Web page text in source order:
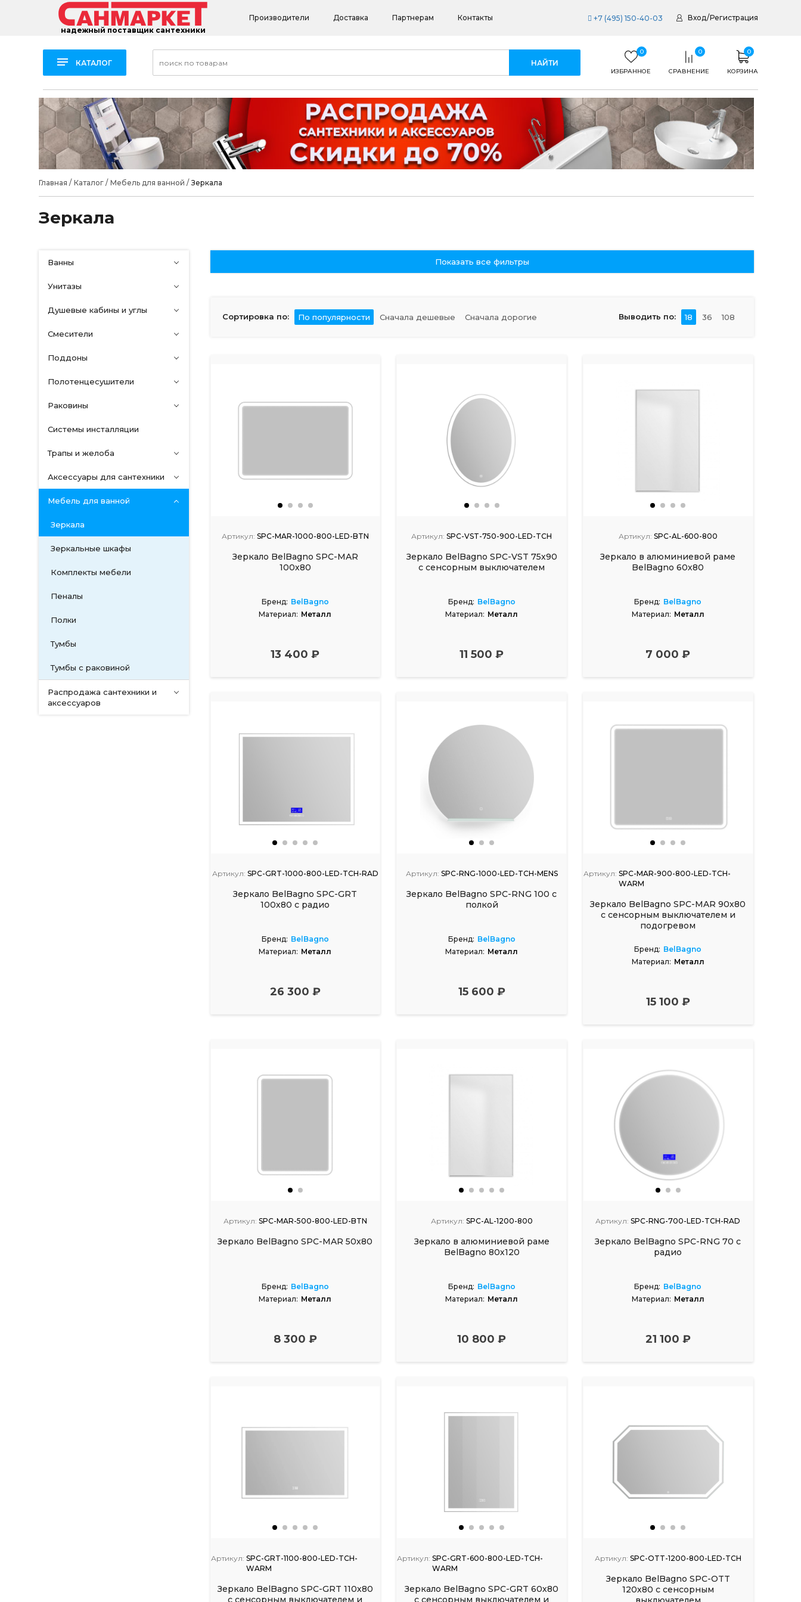
надежный поставщик сантехники
Производители Доставка Партнерам Контакты +7 (495) 150-40-03 Вход/Регистрация
КАТАЛОГ
0
ИЗБРАННОЕ
0
СРАВНЕНИЕ
0
КОРЗИНА
Главная / Каталог/ Мебель для ванной / Зеркала
Зеркала
Ванны
Унитазы
Душевые кабины и углы
Смесители
Поддоны
Полотенцесушители
Раковины
Системы инсталляции
Трапы и желоба
Аксессуары для сантехники
Мебель для ванной
Зеркала
Зеркальные шкафы
Комплекты мебели
Пеналы
Полки
Тумбы
Тумбы с раковиной
Распродажа сантехники и
аксессуаров
Показать все фильтры
Сортировка по: По популярности Сначала дешевые Сначала дорогие Выводить по: 18 36 108
Артикул: SPC-MAR-1000-800-LED-BTN
Зеркало BelBagno SPC-MAR
100х80
Бренд: BelBagno
Материал: Металл
13 400 ₽
Артикул: SPC-VST-750-900-LED-TCH
Зеркало BelBagno SPC-VST 75х90
с сенсорным выключателем
Бренд: BelBagno
Материал: Металл
11 500 ₽
Артикул: SPC-AL-600-800
Зеркало в алюминиевой раме
BelBagno 60х80
Бренд: BelBagno
Материал: Металл
7 000 ₽
Артикул: SPC-GRT-1000-800-LED-TCH-RAD
Зеркало BelBagno SPC-GRT
100х80 с радио
Бренд: BelBagno
Материал: Металл
26 300 ₽
Артикул: SPC-RNG-1000-LED-TCH-MENS
Зеркало BelBagno SPC-RNG 100 с
полкой
Бренд: BelBagno
Материал: Металл
15 600 ₽
Артикул: SPC-MAR-900-800-LED-TCH-
WARM
Зеркало BelBagno SPC-MAR 90х80
с сенсорным выключателем и
подогревом
Бренд: BelBagno
Материал: Металл
15 100 ₽
Артикул: SPC-MAR-500-800-LED-BTN
Зеркало BelBagno SPC-MAR 50х80
Бренд: BelBagno
Материал: Металл
8 300 ₽
Артикул: SPC-AL-1200-800
Зеркало в алюминиевой раме
BelBagno 80х120
Бренд: BelBagno
Материал: Металл
10 800 ₽
Артикул: SPC-RNG-700-LED-TCH-RAD
Зеркало BelBagno SPC-RNG 70 с
радио
Бренд: BelBagno
Материал: Металл
21 100 ₽
Артикул: SPC-GRT-1100-800-LED-TCH-
WARM
Зеркало BelBagno SPC-GRT 110х80
с сенсорным выключателем и
Артикул: SPC-GRT-600-800-LED-TCH-
WARM
Зеркало BelBagno SPC-GRT 60х80
с сенсорным выключателем и
Артикул: SPC-OTT-1200-800-LED-TCH
Зеркало BelBagno SPC-OTT
120х80 с сенсорным